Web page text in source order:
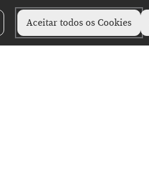
Aceitar todos os Cookies